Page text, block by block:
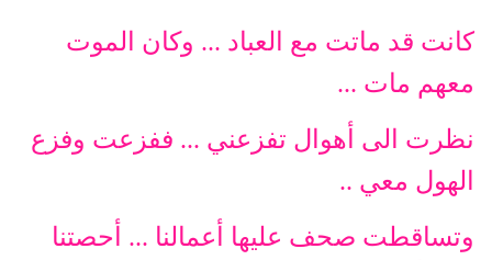
كانت قد ماتت مع العباد ... وكان الموت
معهم مات ...
نظرت الى أهوال تفزعني ... ففزعت وفزع
الهول معي ..
وتساقطت صحف عليها أعمالنا ... أحصتنا